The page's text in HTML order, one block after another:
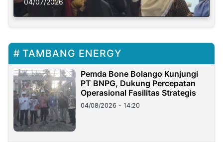
Solusi Krisis Iklim
04/07/2026
TAMBANG ENERGY
Pemda Bone Bolango Kunjungi
PT BNPG, Dukung Percepatan
Operasional Fasilitas Strategis
04/08/2026 - 14:20